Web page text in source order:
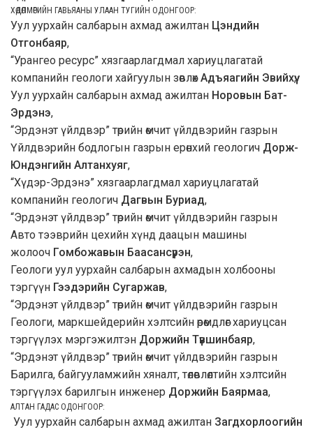
ХӨДӨЛМӨРИЙН ГАВЬЯАНЫ УЛААН ТУГИЙН ОДОНГООР:
Уул уурхайн салбарын ахмад ажилтан Цэндийн
Отгонбаяр,
“Урангео ресурс” хязгаарлагдмал хариуцлагатай
компанийн геологи хайгуулын зөвлөхАдъяагийн Эвийхүү,
Уул уурхайн салбарын ахмад ажилтан Норовын Бат-
Эрдэнэ,
“Эрдэнэт үйлдвэр” төрийн өмчит үйлдвэрийн газрын
Үйлдвэрийн бодлогын газрын ерөнхий геологич Дорж-
Юндэнгийн Алтанхуяг,
“Хүдэр-Эрдэнэ” хязгаарлагдмал хариуцлагатай
компанийн геологич Дагвын Буриад,
“Эрдэнэт үйлдвэр” төрийн өмчит үйлдвэрийн газрын
Авто тээврийн цехийн хүнд даацын машины
жолооч Гомбожавын Баасансүрэн,
Геологи уул уурхайн салбарын ахмадын холбооны
тэргүүн Гээдэрийн Сугаржав,
“Эрдэнэт үйлдвэр” төрийн өмчит үйлдвэрийн газрын
Геологи, маркшейдерийн хэлтсийн өрөмдлөг хариуцсан
тэргүүлэх мэргэжилтэн Доржийн Түвшинбаяр,
“Эрдэнэт үйлдвэр” төрийн өмчит үйлдвэрийн газрын
Барилга, байгууламжийн хяналт, төлөвлөлтийн хэлтсийн
тэргүүлэх барилгын инженер Доржийн Баярмаа,
АЛТАН ГАДАС ОДОНГООР:
Уул уурхайн салбарын ахмад ажилтан Загдхорлоогийн